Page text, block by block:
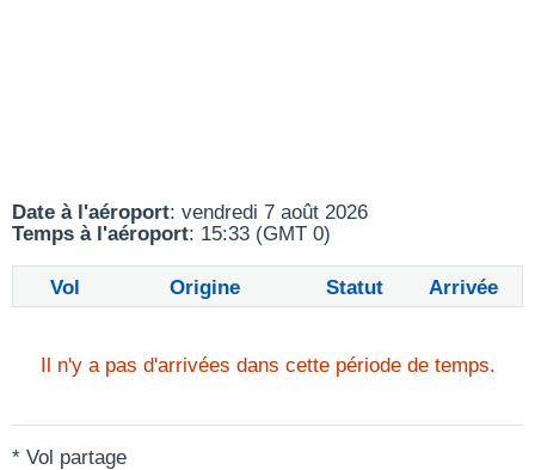
Date à l'aéroport: vendredi 7 août 2026
Temps à l'aéroport: 15:33 (GMT 0)
Vol Origine Statut Arrivée
Il n'y a pas d'arrivées dans cette période de temps.
* Vol partage